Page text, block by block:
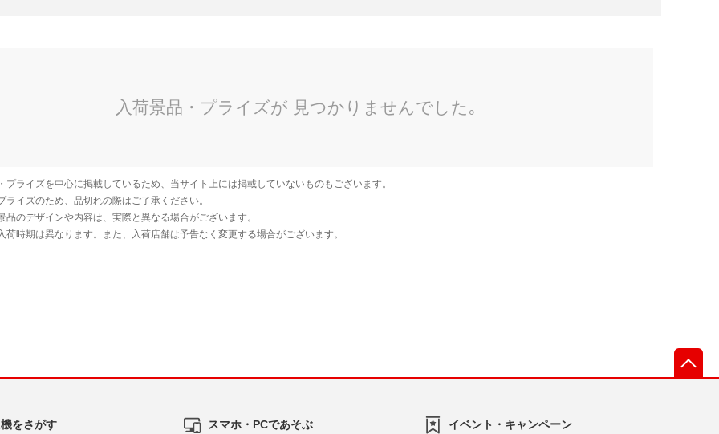
をさがす スマホ・PCであそぶ イベント・キャンペーン